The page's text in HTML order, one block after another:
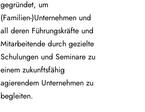
gegründet, um
(Familien-)Unternehmen und
all deren Führungskräfte und
Mitarbeitende durch gezielte
Schulungen und Seminare zu
einem zukunftsfähig
agierendem Unternehmen zu
begleiten.